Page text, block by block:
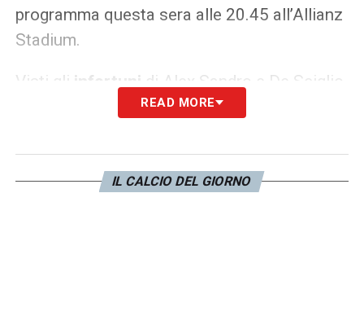
programma questa sera alle 20.45 all’Allianz
Stadium.
Visti gli infortuni
di Alex Sandro e De Sciglio,
squalificadi Danilo, Sarri ha scelto
posizione. Matuidi ha già occupato quella
porzione di campo nella sfida vinta contro la
READ MORE
IL CALCIO DEL GIORNO